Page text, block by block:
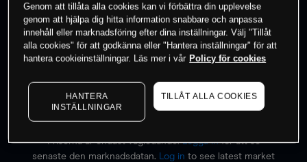
instrument
Börja handla
Priserna är endast vägledande.Logga inför att se
senaste den marknadsdatan.
Log in to see latest market
Genom att tillåta alla cookies kan vi förbättra din upplevelse
genom att hjälpa dig hitta information snabbare och anpassa
innehåll eller marknadsföring efter dina inställningar. Välj "Tillåt
alla cookies" för att godkänna eller "Hantera inställningar" för att
hantera cookieinställningar. Läs mer i vår Policy för cookies
HANTERA
INSTÄLLNINGAR
TILLÅT ALLA COOKIES